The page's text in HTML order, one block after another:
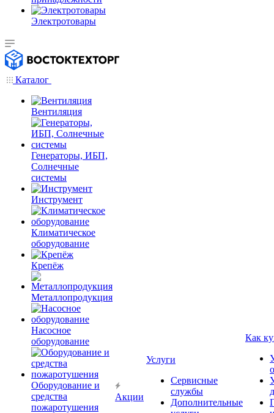
Электротовары
Каталог
Вентиляция
Генераторы, ИБП,
Солнечные
системы
Инструмент
Климатическое
оборудование
Крепёж
Металлопродукция
Насосное
оборудование
Оборудование и
средства
пожаротушения
Акции
Услуги
Сервисные
службы
Дополнительные
Как